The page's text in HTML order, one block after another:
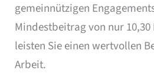
gemeinnützigen
Mindestbeitrag von nur
leisten Sie einen wertvollen
Arbeit.